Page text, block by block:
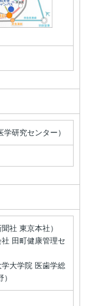
研究センター）
社 東京本社）
田町健康管理セ
大学院 医歯学総